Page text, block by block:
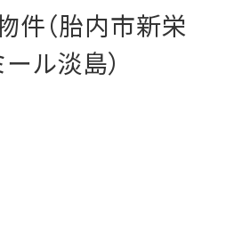
件（胎内市新栄
ル淡島）